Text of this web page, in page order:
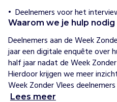
H
o
e
w
i
j
h
e
l
p
e
Deelnemers voor het
Waarom we je hulp
Deelnemers aan de Week
jaar een digitale enquête over
half jaar nadat de Week
Hierdoor krijgen we meer
Week Zonder Vlees
Lees meer